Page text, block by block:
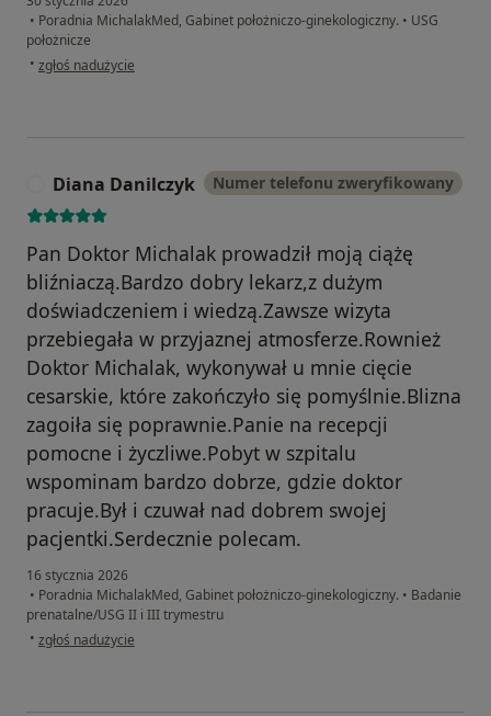
• Poradnia MichalakMed, Gabinet położniczo-ginekologiczny. • USG
położnicze
• w opinii użytkownika Kamila
zgłoś nadużycie
Diana Danilczyk Numer telefonu zweryfikowany
Pan Doktor Michalak prowadził moją ciążę
bliźniaczą.Bardzo dobry lekarz,z dużym
doświadczeniem i wiedzą.Zawsze wizyta
przebiegała w przyjaznej atmosferze.Rownież
Doktor Michalak, wykonywał u mnie cięcie
cesarskie, które zakończyło się pomyślnie.Blizna
zagoiła się poprawnie.Panie na recepcji
pomocne i życzliwe.Pobyt w szpitalu
wspominam bardzo dobrze, gdzie doktor
pracuje.Był i czuwał nad dobrem swojej
pacjentki.Serdecznie polecam.
16 stycznia 2026
• Poradnia MichalakMed, Gabinet położniczo-ginekologiczny. • Badanie
prenatalne/USG II i III trymestru
• w opinii użytkownika Diana Danilczyk
zgłoś nadużycie